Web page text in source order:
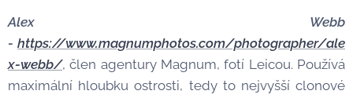
Alex Webb
- https://www.magnumphotos.com/photographer/ale
x-webb/, člen agentury Magnum, fotí Leicou. Používá
maximální hloubku ostrosti, tedy to nejvyšší clonové